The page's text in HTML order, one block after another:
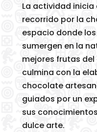
La actividad
recorrido por la
espacio donde
sumergen en la
mejores frutas
culmina con la
chocolate
guiados por un
sus
dulce arte.